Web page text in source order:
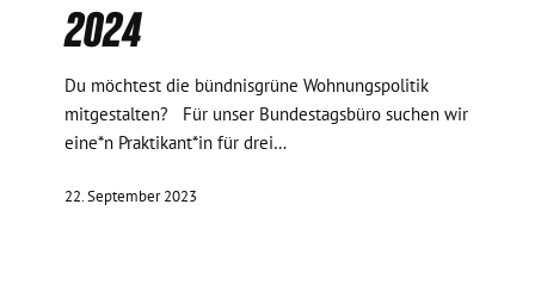
20242024
Du möchtest die bündnisgrüne Wohnungspolitik
mitgestalten? Für unser Bundestagsbüro suchen wir
eine*n Praktikant*in für drei…
22. September 2023